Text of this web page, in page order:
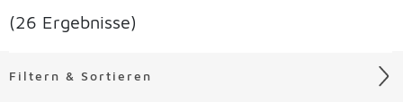
(26 Ergebnisse)
Filtern & Sortieren